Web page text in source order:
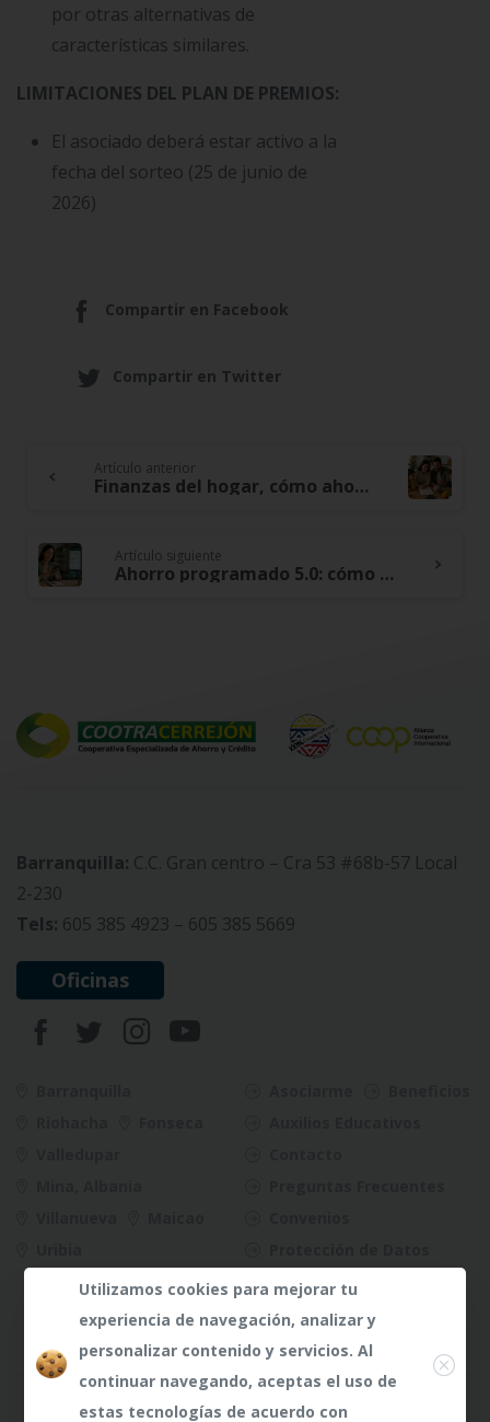
por otras alternativas de
características similares.
LIMITACIONES DEL PLAN DE PREMIOS:
El asociado deberá estar activo a la
fecha del sorteo (25 de junio de
2026)
Compartir en Facebook
Compartir en Twitter
Continue
Reading
Artículo anterior
Finanzas del hogar, cómo ahorrar sin sacrificar calidad de vida
Artículo siguiente
Ahorro programado 5.0: cómo la tecnología está transformando las cooperativas
Barranquilla: C.C. Gran centro – Cra 53 #68b-57 Local
2-230
Tels: 605 385 4923 – 605 385 5669
Oficinas
Riesgos
¿Dudas?Any te
¿Dudas?Any te
Utilizamos cookies para mejorar tu
experiencia de navegación, analizar y
personalizar contenido y servicios. Al
continuar navegando, aceptas el uso de
estas tecnologías de acuerdo con
Close